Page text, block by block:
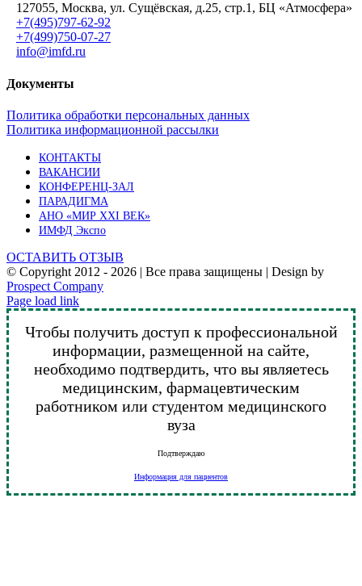
127055, Москва, ул. Сущёвская, д.25, стр.1, БЦ «Атмосфера»
+7(495)797-62-92
+7(499)750-07-27
info@imfd.ru
Документы
Политика обработки персональных данных
Политика информационной рассылки
КОНТАКТЫ
ВАКАНСИИ
КОНФЕРЕНЦ-ЗАЛ
ПАРАДИГМА
АНО «МИР XXI ВЕК»
ИМФД Экспо
ОСТАВИТЬ ОТЗЫВ
© Copyright 2012 - 2026 | Все права защищены | Design by
Prospect Company
Vk
Telegram
YouTube
Email
Page load link
Чтобы получить доступ к профессиональной
информации, размещенной на сайте,
необходимо подтвердить, что вы являетесь
медицинским, фармацевтическим
работником или студентом медицинского
вуза
Подтверждаю
Информация для пациентов